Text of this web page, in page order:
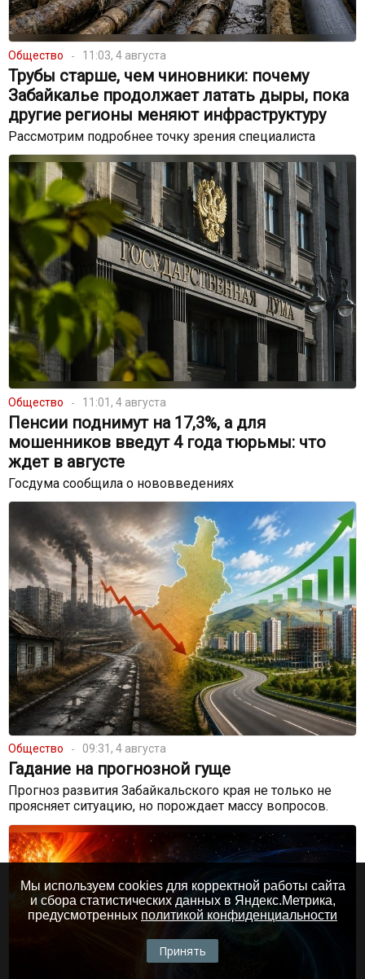
Общество 11:03, 4 августа
Трубы старше, чем чиновники: почему
Забайкалье продолжает латать дыры, пока
другие регионы меняют инфраструктуру
Рассмотрим подробнее точку зрения специалиста
Общество 11:01, 4 августа
Пенсии поднимут на 17,3%, а для
мошенников введут 4 года тюрьмы: что
ждет в августе
Госдума сообщила о нововведениях
Общество 09:31, 4 августа
Гадание на прогнозной гуще
Прогноз развития Забайкальского края не только не
проясняет ситуацию, но порождает массу вопросов.
Мы используем cookies для корректной работы сайта
и сбора статистических данных в Яндекс.Метрика,
предусмотренных политикой конфиденциальности
Принять